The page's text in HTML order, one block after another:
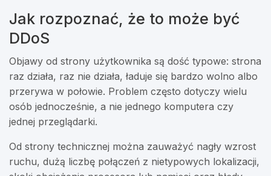
Jak rozpoznać, że to może być
DDoS
Objawy od strony użytkownika są dość typowe: strona
raz działa, raz nie działa, ładuje się bardzo wolno albo
przerywa w połowie. Problem często dotyczy wielu
osób jednocześnie, a nie jednego komputera czy
jednej przeglądarki.
Od strony technicznej można zauważyć nagły wzrost
ruchu, dużą liczbę połączeń z nietypowych lokalizacji,